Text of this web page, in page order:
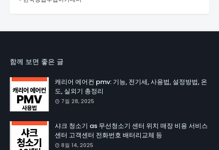
함께 보면 좋은 글
캐리어 에어컨 pmv: 기능, 전기세, 사용법, 설정방법, 온
도, 실외기 총정리
7월 28, 2025
샤크 청소기 as 무선청소기 센터 위치 매장 비용 서비스
센터 고객센터 전화번호 배터리교체 등
8월 14, 2025